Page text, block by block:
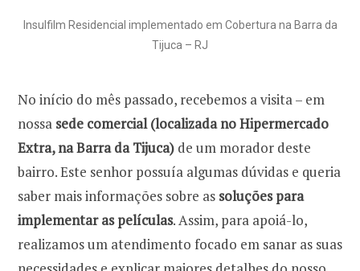
Insulfilm Residencial implementado em Cobertura na Barra da
Tijuca – RJ
No início do mês passado, recebemos a visita – em
nossa sede comercial (localizada no Hipermercado
Extra, na Barra da Tijuca) de um morador deste
bairro. Este senhor possuía algumas dúvidas e queria
saber mais informações sobre as soluções para
implementar as películas. Assim, para apoiá-lo,
realizamos um atendimento focado em sanar as suas